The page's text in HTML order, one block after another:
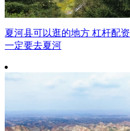
夏河县可以逛的地方 杠杆配资
一定要去夏河